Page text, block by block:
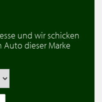
und wir schicken
Auto dieser Marke